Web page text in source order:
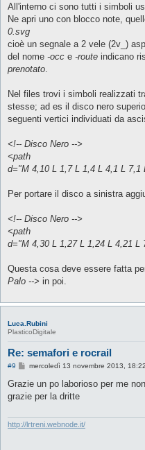
a
g
g
i
o
All'interno ci sono tutti i simboli
Ne apri uno con blocco note,
0.svg
cioè un segnale a 2 vele (2v_)
del nome -occ e -route indicano
prenotato
Nel files trovi i simboli realizzati
stesse; ad es il disco nero
seguenti vertici individuati da
<!-- Disco Nero -->
<path
d="M 4,10 L 1,7 L 1,4 L 4,1 L
Per portare il disco a sinistra
<!-- Disco Nero -->
<path
d="M 4,30 L 1,27 L 1,24 L 4,21 L
Questa cosa deve essere fatta
Palo --> in poi.
Luca.Rubini
PlasticoDigitale
Re: semafori e rocrail
#9
M
s
a
i
mercoledì 13 novembre 2013, 18:22
Grazie un po laborioso per me
grazie per la dritte
http://lrtreni.webnode.it/